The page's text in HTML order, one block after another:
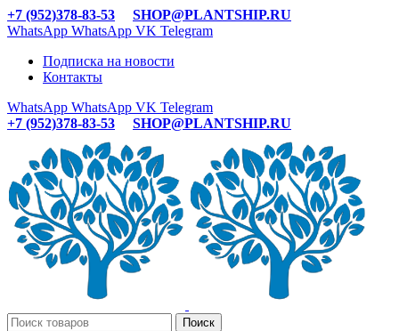
+7 (952)378-83-53
SHOP@PLANTSHIP.RU
WhatsApp WhatsApp VK Telegram
Подписка на новости
Контакты
WhatsApp WhatsApp VK Telegram
+7 (952)378-83-53
SHOP@PLANTSHIP.RU
Поиск